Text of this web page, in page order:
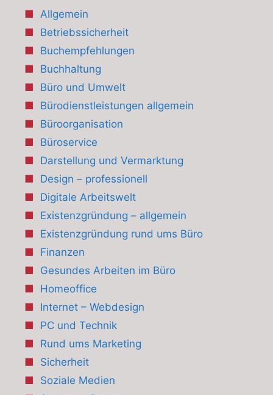
Allgemein
Betriebssicherheit
Buchempfehlungen
Buchhaltung
Büro und Umwelt
Bürodienstleistungen allgemein
Büroorganisation
Büroservice
Darstellung und Vermarktung
Design – professionell
Digitale Arbeitswelt
Existenzgründung – allgemein
Existenzgründung rund ums Büro
Finanzen
Gesundes Arbeiten im Büro
Homeoffice
Internet – Webdesign
PC und Technik
Rund ums Marketing
Sicherheit
Soziale Medien